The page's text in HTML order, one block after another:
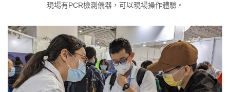
現場有PCR檢測儀器，可以現場操作體驗。